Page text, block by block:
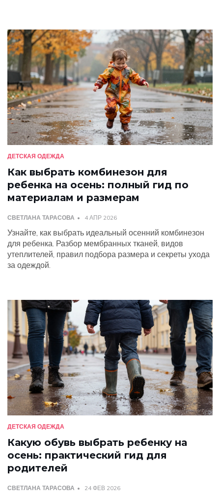
ДЕТСКАЯ ОДЕЖДА
Как выбрать комбинезон для
ребенка на осень: полный гид по
материалам и размерам
СВЕТЛАНА ТАРАСОВА 4 АПР 2026
Узнайте, как выбрать идеальный осенний комбинезон
для ребенка. Разбор мембранных тканей, видов
утеплителей, правил подбора размера и секреты ухода
за одеждой.
ДЕТСКАЯ ОДЕЖДА
Какую обувь выбрать ребенку на
осень: практический гид для
родителей
СВЕТЛАНА ТАРАСОВА 24 ФЕВ 2026